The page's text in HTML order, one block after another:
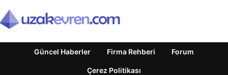
Güncel Haberler Firma Rehberi Forum
Çerez Politikası